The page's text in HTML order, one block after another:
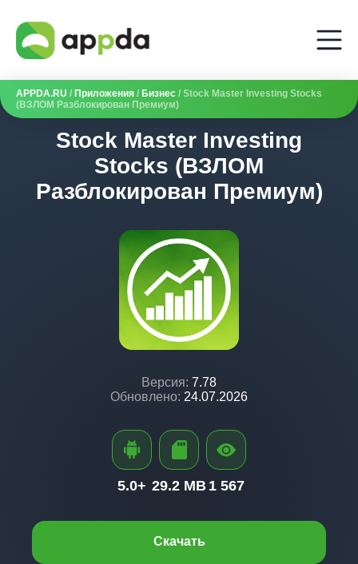
APPDA.RU / Приложения / Бизнес / Stock Master Investing Stocks
(ВЗЛОМ Разблокирован Премиум)
Stock Master Investing
Stocks (ВЗЛОМ
Разблокирован Премиум)
Версия: 7.78
Обновлено: 24.07.2026
Скачать
5.0+ 29.2 MB 1 567